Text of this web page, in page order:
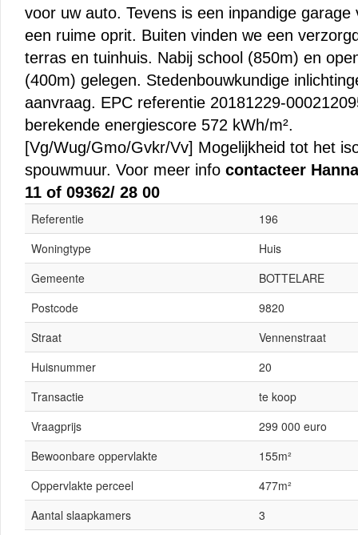
voor uw auto. Tevens is een inpandige garage
een ruime oprit. Buiten vinden we een
terras en tuinhuis. Nabij school (850m) en
(400m) gelegen. Stedenbouwkundige
aanvraag. EPC referentie 20181229-
berekende energiescore 572 kWh/m².
[Vg/Wug/Gmo/Gvkr/Vv] Mogelijkheid tot het
spouwmuur. Voor meer info contacteer
11 of 09362/ 28 00
Referentie
196
Woningtype
Huis
Gemeente
BOTTELARE
Postcode
9820
Straat
Vennenstraat
Huisnummer
20
Transactie
te koop
Vraagprijs
299 000 euro
Bewoonbare oppervlakte
155m²
Oppervlakte perceel
477m²
Aantal slaapkamers
3